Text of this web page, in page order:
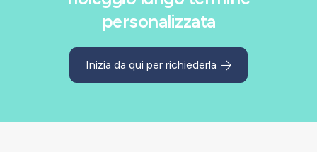
personalizzata
Inizia da qui per richiederla